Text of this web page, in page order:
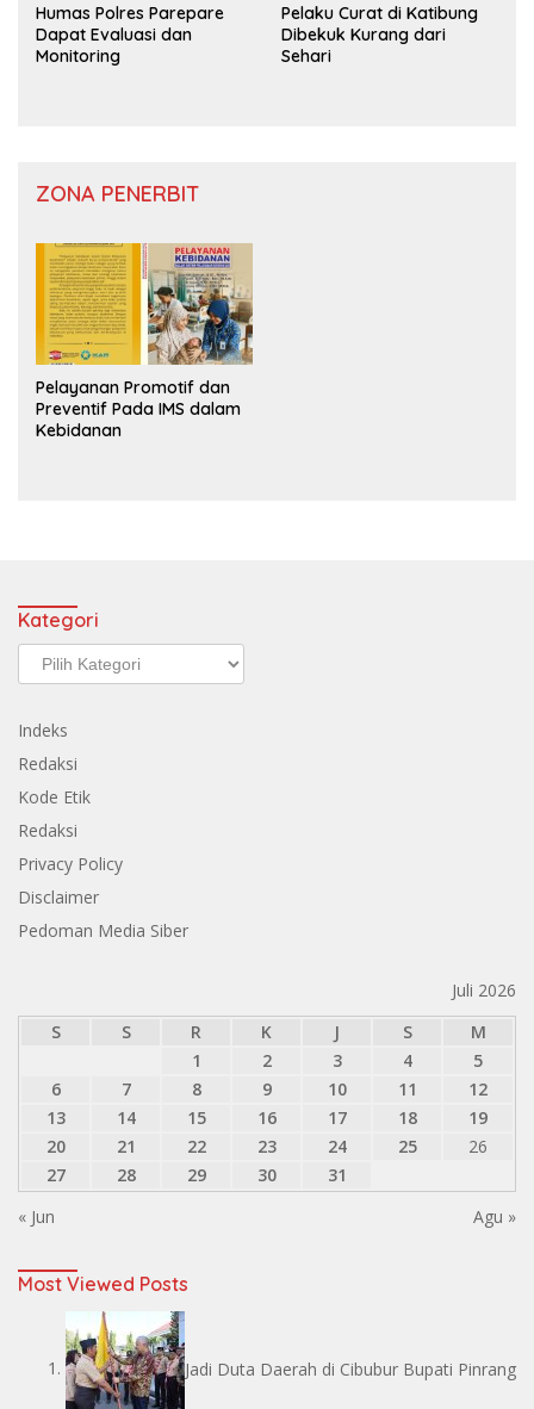
Humas Polres Parepare
Dapat Evaluasi dan
Monitoring
Pelaku Curat di Katibung
Dibekuk Kurang dari
Sehari
ZONA PENERBIT
Pelayanan Promotif dan
Preventif Pada IMS dalam
Kebidanan
Kategori
Kategori
Indeks
Redaksi
Kode Etik
Redaksi
Privacy Policy
Disclaimer
Pedoman Media Siber
Juli 2026
S
S R K J S
M
1
2 3 4
5
6
7 8 9 10 11
12
13
14 15 16 17 18
19
20
21 22 23 24 25
26
27
28 29 30
31
« Jun
Agu »
Most Viewed Posts
Jadi Duta Daerah di Cibubur Bupati Pinrang